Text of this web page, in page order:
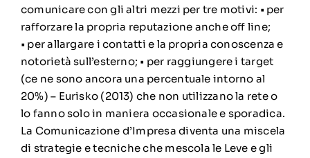
comunicare con gli altri mezzi per tre motivi: • per
rafforzare la propria reputazione anche off line;
• per allargare i contatti e la propria conoscenza e
notorietà sull’esterno; • per raggiungere i target
(ce ne sono ancora una percentuale intorno al
20%) – Eurisko (2013) che non utilizzano la rete o
lo fanno solo in maniera occasionale e sporadica.
La Comunicazione d’Impresa diventa una miscela
di strategie e tecniche che mescola le Leve e gli